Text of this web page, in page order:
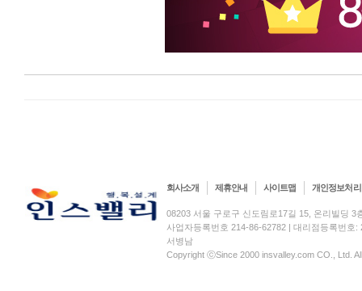
회사소개 제휴안내 사이트맵 개인정보처
08203 서울 구로구 신도림로17길 15, 온리빌딩
사업자등록번호 214-86-62782 | 대리점등록번호:
서병남
Copyright ⓒSince 2000 insvalley.com CO., Ltd.